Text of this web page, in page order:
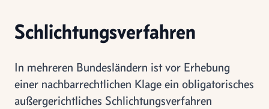
Schlichtungsverfahren
In mehreren Bundesländern ist vor Erhebung
einer nachbarrechtlichen Klage ein obligatorisches
außergerichtliches Schlichtungsverfahren